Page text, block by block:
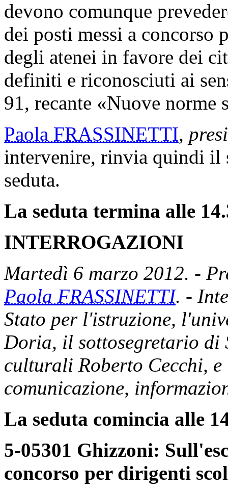
devono comunque
dei posti messi a concorso
degli atenei in favore dei
definiti e riconosciuti ai
91, recante «Nuove norme
Paola FRASSINETTI,
intervenire, rinvia quindi il
seduta.
La seduta termina alle
INTERROGAZIONI
Martedì 6 marzo 2012. -
Paola FRASSINETTI. -
Stato per l'istruzione,
Doria, il sottosegretario di
culturali Roberto Cecchi,
comunicazione,
La seduta comincia alle
5-05301 Ghizzoni:
concorso per dirigenti